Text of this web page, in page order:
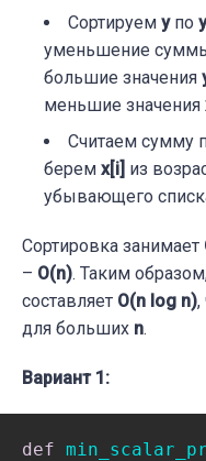
Сортируем yпо
уменьшение
большие значения
меньшие значения
Считаем сумму
берем x[i] из
убывающего
Сортировка занимает
– O(n). Таким
составляет O(n log n),
для больших n.
Вариант 1:
def